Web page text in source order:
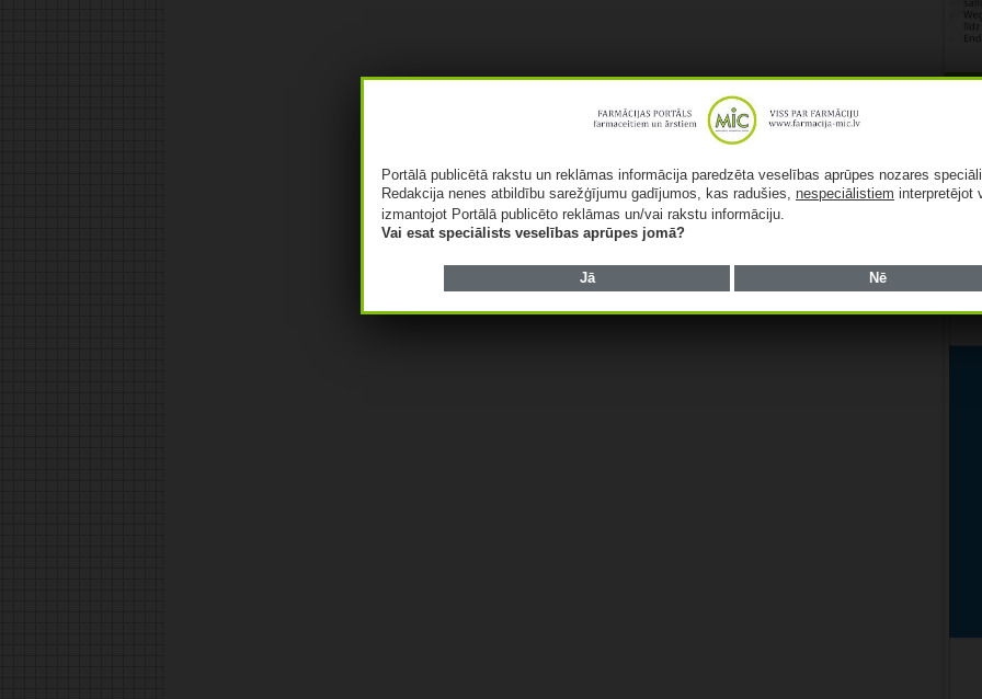
Portālā publicētā rakstu un reklāmas informācija paredzēta veselības aprūpes nozares
Redakcija nenes atbildību sarežģījumu gadījumos, kas radušies,nespeciālistiem interpretējot
izmantojot Portālā publicēto reklāmas un/vai rakstu informāciju.
Vai esat speciālists veselības aprūpes jomā?
Jā Nē